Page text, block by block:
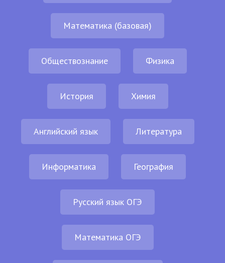
Математика (базовая)
Обществознание Физика
История Химия
Английский язык Литература
Информатика География
Русский язык ОГЭ
Математика ОГЭ